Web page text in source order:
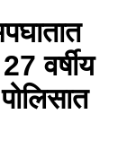
वर्षीय